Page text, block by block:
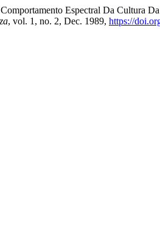
Espectral Da Cultura
, vol. 1, no. 2, Dec. 1989, https://